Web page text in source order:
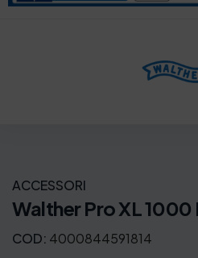
ACCESSORI
Walther Pro XL 1000
COD: 4000844591814